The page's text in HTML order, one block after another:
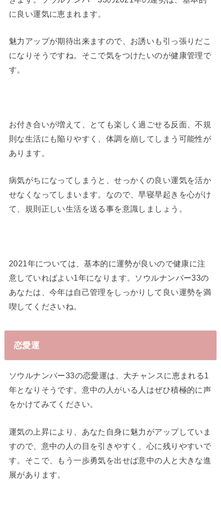
に良い運気に恵まれます。
魅力アップが期待出来ますので、お誘いも引っ張りだこ
になりそうですね。そこで気をつけたいのが健康管理で
す。
お付き合いが増えて、とても楽しく過ごせる反面、不規
則な生活にも陥りやすく、体調を崩してしまう可能性が
あります。
病気がちになってしまうと、せっかくの良い運気を活か
せなくなってしまいます。なので、早寝早起きを心がけ
て、規則正しい生活を送る事を意識しましょう。
2021年については、基本的に運勢が良いので健康に注
意していればよい1年になります。ソウルナンバー33の
あなたは、今年は自己管理をしっかりして良い運勢を満
喫してくださいね。
恋愛運
ソウルナンバー33の恋愛運は、大チャンスに恵まれる1
年となりそうです。意中の人がいる人はぜひ積極的に声
をかけてみてください。
運気の上昇により、あなた自身に魅力がアップしていま
すので、意中の人の目を引きやすく、心に残りやすいで
す。そこで、もう一歩勇気を出せば意中の人と大きな進
展があります。